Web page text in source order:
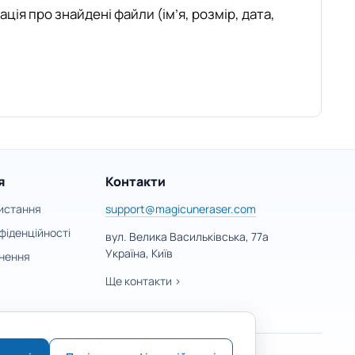
про знайдені файли (ім’я, розмір, дата,
Контакти
support@magicuneraser.com
вул. Велика Васильківська, 77а
Україна, Київ
Ще контакти >